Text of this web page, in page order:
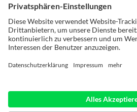
97941 Tauberbischofsheim | Germany |
Telephone: +49 9341 860